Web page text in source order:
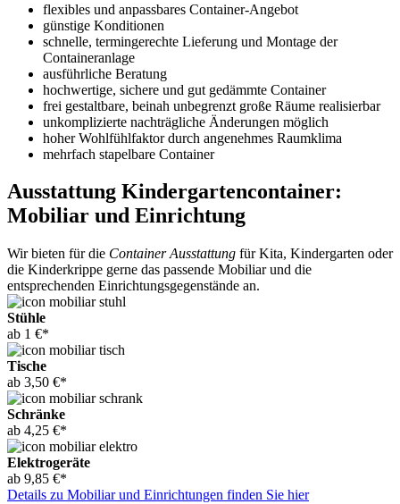
flexibles und anpassbares Container-Angebot
günstige Konditionen
schnelle, termingerechte Lieferung und Montage der
Containeranlage
ausführliche Beratung
hochwertige, sichere und gut gedämmte Container
frei gestaltbare, beinah unbegrenzt große Räume realisierbar
unkomplizierte nachträgliche Änderungen möglich
hoher Wohlfühlfaktor durch angenehmes Raumklima
mehrfach stapelbare Container
Ausstattung Kindergartencontainer:
Mobiliar und Einrichtung
Wir bieten für die Container Ausstattung für Kita, Kindergarten oder
die Kinderkrippe gerne das passende Mobiliar und die
entsprechenden Einrichtungsgegenstände an.
Stühle
ab 1 €*
Tische
ab 3,50 €*
Schränke
ab 4,25 €*
Elektrogeräte
ab 9,85 €*
Details zu Mobiliar und Einrichtungen finden Sie hier